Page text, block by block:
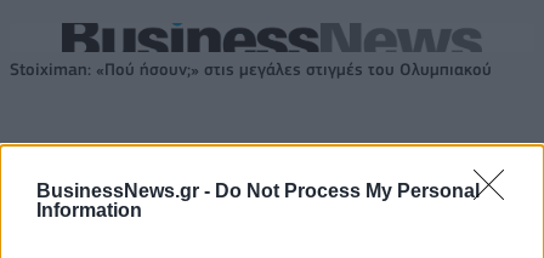
BusinessNews.gr - Do Not Process My Personal
Information
Stoiximan: «Πού ήσουν;» στις μεγάλες στιγμές του Ολυμπιακού
ΠΕΡΙΣΣΌΤΕΡΑ ΣΕ ΑΥΤΉ ΤΗΝ ΚΑΤΗΓΟΡΊΑ